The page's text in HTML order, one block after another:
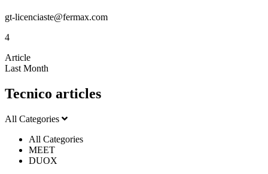
gt-licenciaste@fermax.com
4
Article
Last Month
Tecnico articles
All Categories
All Categories
MEET
DUOX